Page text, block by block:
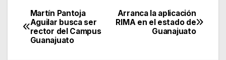
Arranca la aplicación
RIMA en el estado de
Guanajuato
Martín Pantoja
Aguilar busca ser
rector del Campus
Guanajuato